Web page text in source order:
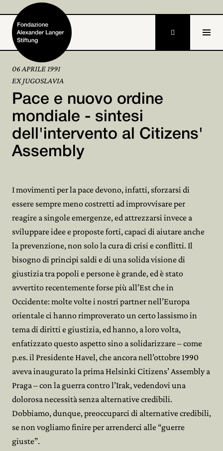
Home
Fondazione
Attività e progetti 
Alexander Langer
Partecipa

06 APRILE 1991
EX JUGOSLAVIA
Pace e nuovo ordine
mondiale - sintesi
dell'intervento al Citizens'
Assembly
I movimenti per la pace devono, infatti, sforzarsi di
essere sempre meno costretti ad improvvisare per
reagire a singole emergenze, ed attrezzarsi invece a
sviluppare idee e proposte forti, capaci di aiutare anche
la prevenzione, non solo la cura di crisi e conflitti. Il
bisogno di principi saldi e di una solida visione di
giustizia tra popoli e persone è grande, ed è stato
avvertito recentemente forse più all’Est che in
Occidente: molte volte i nostri partner nell’Europa
orientale ci hanno rimproverato un certo lassismo in
tema di diritti e giustizia, ed hanno, a loro volta,
enfatizzato questo aspetto sino a solidarizzare – come
p.es. il Presidente Havel, che ancora nell’ottobre 1990
aveva inaugurato la prima Helsinki Citizens’ Assembly a
Praga – con la guerra contro l’Irak, vedendovi una
dolorosa necessità senza alternative credibili.
Dobbiamo, dunque, preoccuparci di alternative credibili,
se non vogliamo finire per arrenderci alle “guerre
giuste”.